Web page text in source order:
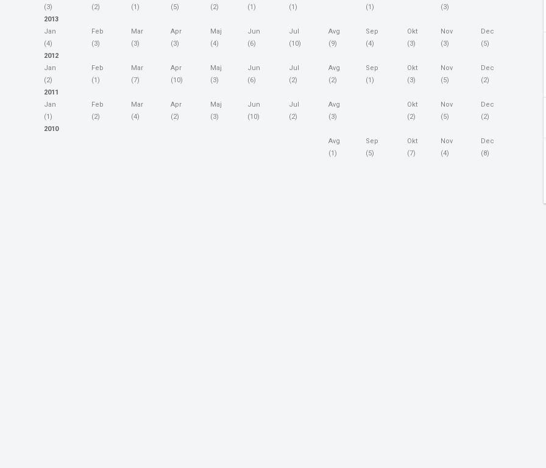
(3)
(2)
(1)
(5)
(2)
(1)
(1)
(1)
(3)
2013
Jan
(4)
Feb
(3)
Mar
(3)
Apr
(3)
Maj
(4)
Jun
(6)
Jul
(10)
Avg
(9)
Sep
(4)
Okt
(3)
Nov
(3)
Dec
(5)
2012
Jan
(2)
Feb
(1)
Mar
(7)
Apr
(10)
Maj
(3)
Jun
(6)
Jul
(2)
Avg
(2)
Sep
(1)
Okt
(3)
Nov
(5)
Dec
(2)
2011
Jan
(1)
Feb
(2)
Mar
(4)
Apr
(2)
Maj
(3)
Jun
(10)
Jul
(2)
Avg
(3)
Okt
(2)
Nov
(5)
Dec
(2)
2010
Avg
(1)
Sep
(5)
Okt
(7)
Nov
(4)
Dec
(8)